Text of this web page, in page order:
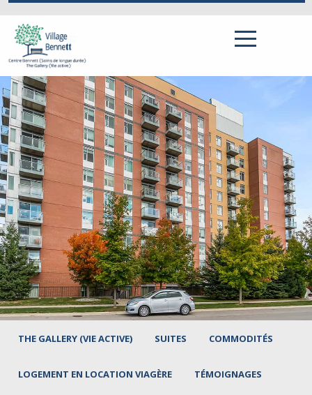
THE GALLERY (VIE ACTIVE) SUITES COMMODITÉS
LOGEMENT EN LOCATION VIAGÈRE TÉMOIGNAGES